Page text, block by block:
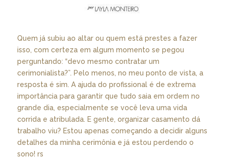
Quem já subiu ao altar ou quem está prestes a fazer
isso, com certeza em algum momento se pegou
perguntando: “devo mesmo contratar um
cerimonialista?”. Pelo menos, no meu ponto de vista, a
resposta é sim. A ajuda do profissional é de extrema
importância para garantir que tudo saia em ordem no
grande dia, especialmente se você leva uma vida
corrida e atribulada. E gente, organizar casamento dá
trabalho viu? Estou apenas começando a decidir alguns
detalhes da minha cerimônia e já estou perdendo o
sono! rs